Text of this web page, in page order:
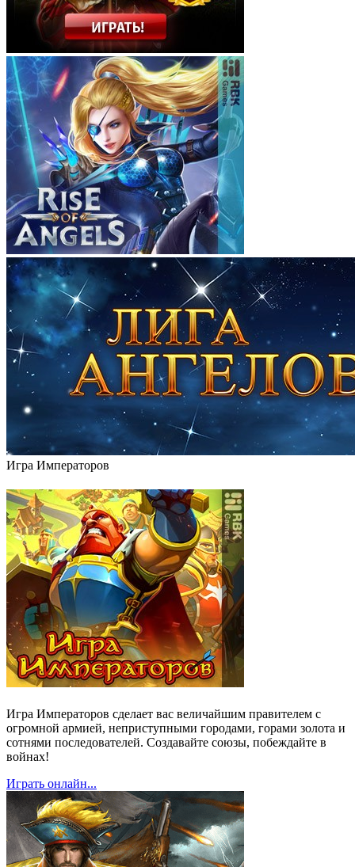
Игра Императоров
Игра Императоров сделает вас величайшим правителем с
огромной армией, неприступными городами, горами золота и
сотнями последователей. Создавайте союзы, побеждайте в
войнах!
Играть онлайн...